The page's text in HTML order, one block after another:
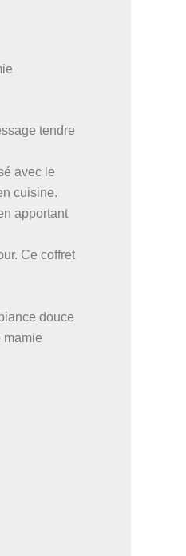
tendre
avec le
cuisine.
apportant
Ce coffret
douce
mamie